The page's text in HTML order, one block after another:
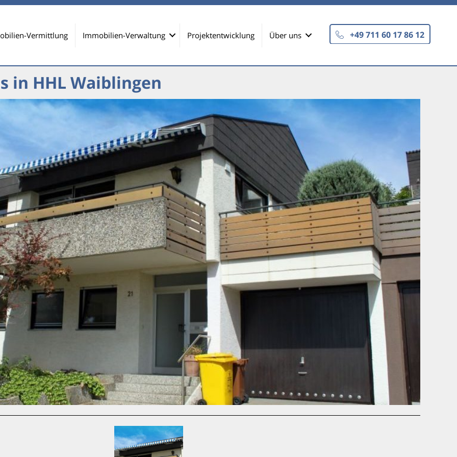
Vermittlung Immobilien-Verwaltung Projektentwicklung Über uns +49 711 60 17 86 12
in HHL Waiblingen